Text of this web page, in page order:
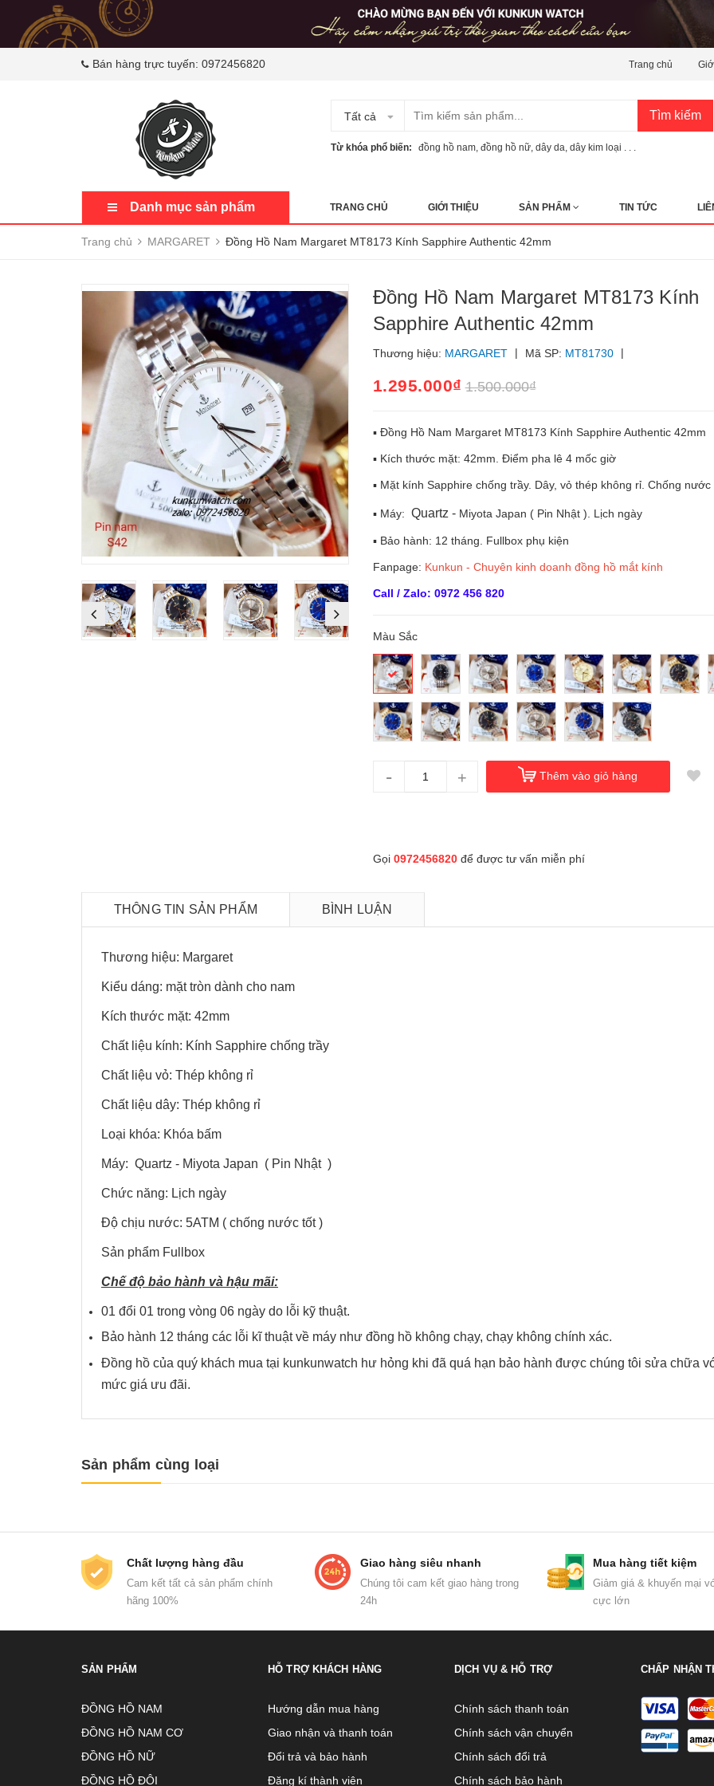
Bán hàng trực tuyến: 0972456820 Trang chủ
Tất cả Tìm kiếm
Từ khóa phổ biến: đồng hồ nam đồng hồ nữ dây da dây kim loại . . .
Danh mục sản phẩm TRANG CHỦ GIỚI THIỆU SẢN PHẨM TIN TỨC
Trang chủ MARGARET Đồng Hồ Nam Margaret MT8173 Kính Sapphire Authentic 42mm
Đồng Hồ Nam Margaret MT8173 Kính
Sapphire Authentic 42mm
Thương hiệu: MARGARET | Mã SP: MT81730 |
1.295.000₫ 1.500.000₫
▪️ Đồng Hồ Nam Margaret MT8173 Kính Sapphire Authentic 42mm
▪️ Kích thước mặt: 42mm. Điểm pha lê 4 mốc giờ
▪️ Mặt kính Sapphire chống trầy. Dây, vỏ thép không rỉ. Chống nước
▪️ Máy: Quartz -Miyota Japan ( Pin Nhật ). Lịch ngày
▪️ Bảo hành: 12 tháng. Fullbox phụ kiện
Fanpage: Kunkun - Chuyên kinh doanh đồng hồ mắt kính
Call / Zalo: 0972 456 820
Màu Sắc
- + Thêm vào giỏ hàng
Gọi 0972456820để được tư vấn miễn phí
THÔNG TIN SẢN PHẨM BÌNH LUẬN
Thương hiệu: Margaret
Kiểu dáng: mặt tròn dành cho nam
Kích thước mặt: 42mm
Chất liệu kính: Kính Sapphire chống trầy
Chất liệu vỏ: Thép không rỉ
Chất liệu dây: Thép không rỉ
Loại khóa: Khóa bấm
Máy: Quartz - Miyota Japan ( Pin Nhật )
Chức năng: Lịch ngày
Độ chịu nước: 5ATM ( chống nước tốt )
Sản phẩm Fullbox
Chế độ bảo hành và hậu mãi:
01 đổi 01 trong vòng 06 ngày do lỗi kỹ thuật.
Bảo hành 12 tháng các lỗi kĩ thuật về máy như đồng hồ không chạy, chạy không chính xác.
Đồng hồ của quý khách mua tại kunkunwatch hư hỏng khi đã quá hạn bảo hành được chúng tôi sửa chữa
mức giá ưu đãi.
Sản phẩm cùng loại
Chất lượng hàng đầu
Cam kết tất cả sản phẩm chính
hãng 100%
Giao hàng siêu nhanh
Chúng tôi cam kết giao hàng trong
24h
Mua hàng tiết kiệm
Giảm giá & khuyến mại
cực lớn
SẢN PHẨM
ĐỒNG HỒ NAM
ĐỒNG HỒ NAM CƠ
ĐỒNG HỒ NỮ
ĐỒNG HỒ ĐÔI
HỖ TRỢ KHÁCH HÀNG
Hướng dẫn mua hàng
Giao nhận và thanh toán
Đổi trả và bảo hành
Đăng kí thành viên
DỊCH VỤ & HỖ TRỢ
Chính sách thanh toán
Chính sách vận chuyển
Chính sách đổi trả
Chính sách bảo hành
CHẤP NHẬN